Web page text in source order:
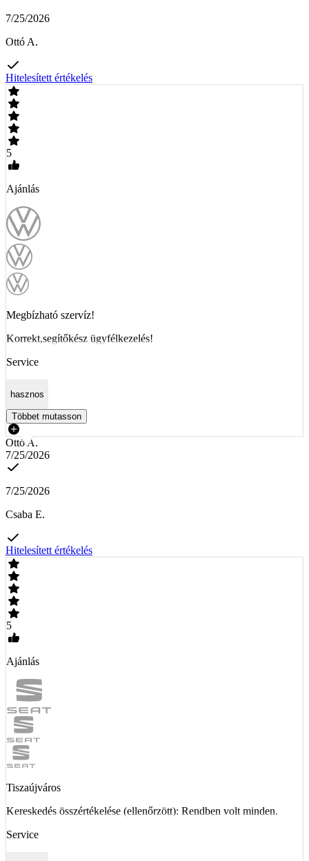
7/25/2026
Ottó A.
Hitelesített értékelés
5
Ajánlás
Megbízható szervíz!
Korrekt,segítőkész ügyfélkezelés!
Service
hasznos
Többet mutasson
Ottó A.
7/25/2026
7/25/2026
Csaba E.
Hitelesített értékelés
5
Ajánlás
Tiszaújváros
Kereskedés összértékelése (ellenőrzött): Rendben volt minden.
Service